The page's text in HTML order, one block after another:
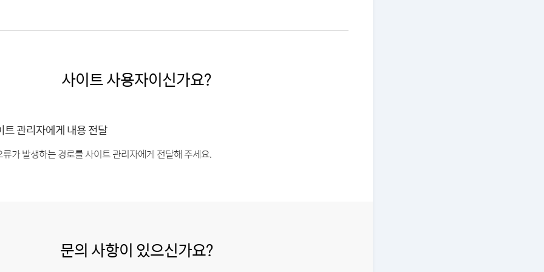
사이트 사용자이신가요?
트 관리자에게 내용 전달
류가 발생하는 경로를 사이트 관리자에게 전달해 주세요.
문의 사항이 있으신가요?